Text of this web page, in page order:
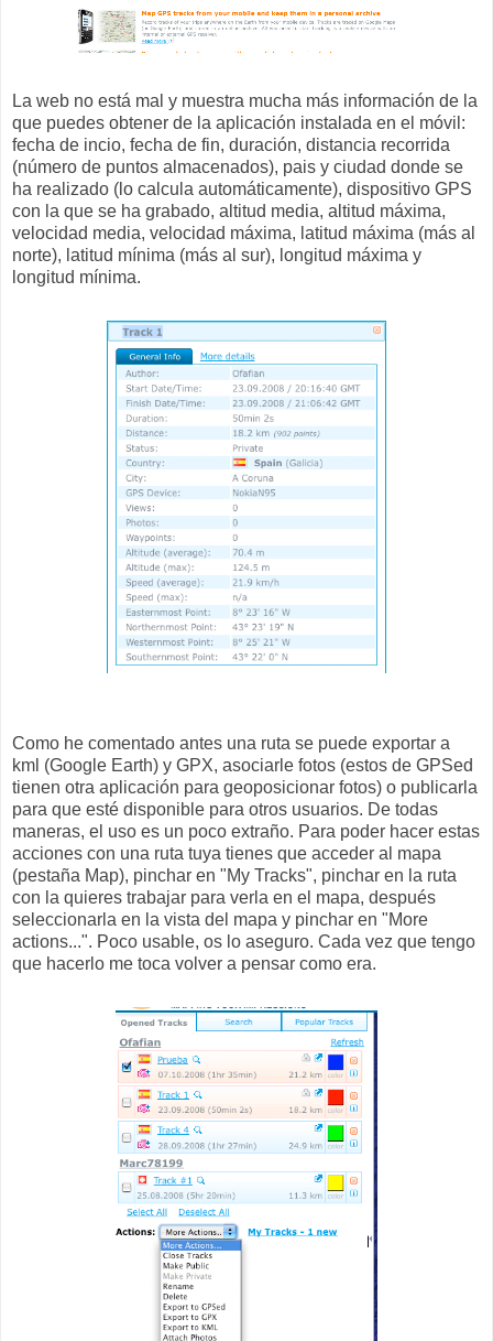
La web no está mal y muestra mucha más información de la
que puedes obtener de la aplicación instalada en el móvil:
fecha de incio, fecha de fin, duración, distancia recorrida
(número de puntos almacenados), pais y ciudad donde se
ha realizado (lo calcula automáticamente), dispositivo GPS
con la que se ha grabado, altitud media, altitud máxima,
velocidad media, velocidad máxima, latitud máxima (más al
norte), latitud mínima (más al sur), longitud máxima y
longitud mínima.
Como he comentado antes una ruta se puede exportar a
kml (Google Earth) y GPX, asociarle fotos (estos de GPSed
tienen otra aplicación para geoposicionar fotos) o publicarla
para que esté disponible para otros usuarios. De todas
maneras, el uso es un poco extraño. Para poder hacer estas
acciones con una ruta tuya tienes que acceder al mapa
(pestaña Map), pinchar en "My Tracks", pinchar en la ruta
con la quieres trabajar para verla en el mapa, después
seleccionarla en la vista del mapa y pinchar en "More
actions...". Poco usable, os lo aseguro. Cada vez que tengo
que hacerlo me toca volver a pensar como era.